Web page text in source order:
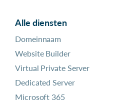
Alle diensten
Domeinnaam
Website Builder
Virtual Private Server
Dedicated Server
Microsoft 365